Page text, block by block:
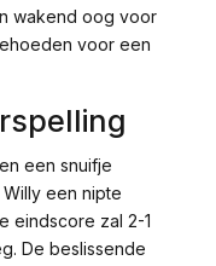
wakend oog voor
voor een
een snuifje
een nipte
eindscore zal 2-1
De beslissende